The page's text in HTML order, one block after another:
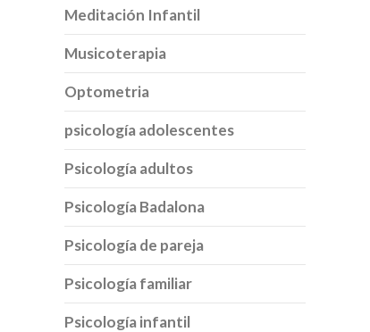
Meditación Infantil
Musicoterapia
Optometria
psicología adolescentes
Psicología adultos
Psicología Badalona
Psicología de pareja
Psicología familiar
Psicología infantil